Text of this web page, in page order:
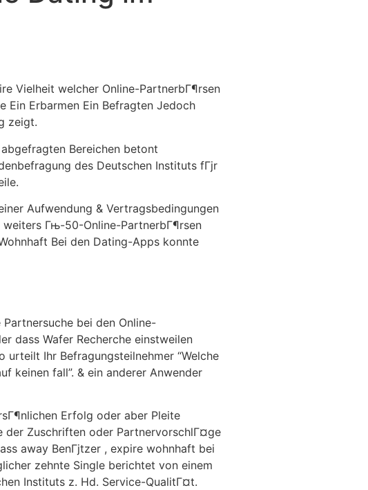
Vielheit welcher Online-PartnerbГ¶rsen
Ein Erbarmen Ein Befragten Jedoch
zeigt.
Bereichen betont
des Deutschen Instituts fГјr
Aufwendung & Vertragsbedingungen
Гњ-50-Online-PartnerbГ¶rsen
Bei den Dating-Apps konnte
bei den Online-
dass Wafer Recherche einstweilen
Ihr Befragungsteilnehmer “Welche
keinen fall”. & ein anderer Anwender
Erfolg oder aber Pleite
der Zuschriften oder PartnervorschlГ¤ge
away BenГјtzer , expire wohnhaft bei
zehnte Single berichtet von einem
Instituts z. Hd. Service-QualitГ¤t.